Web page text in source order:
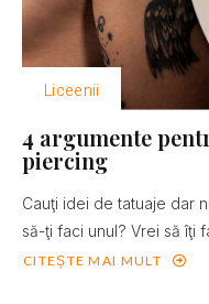
Liceenii
4 argumente
piercing
Cauţi idei de tatuaje dar
să-ţi faci unul? Vrei să îţi
CITEȘTE MAI MULT